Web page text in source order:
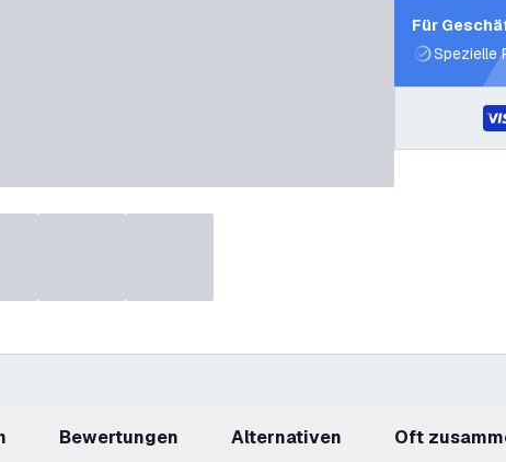
Für
Spezielle
Bewertungen Alternativen Oft